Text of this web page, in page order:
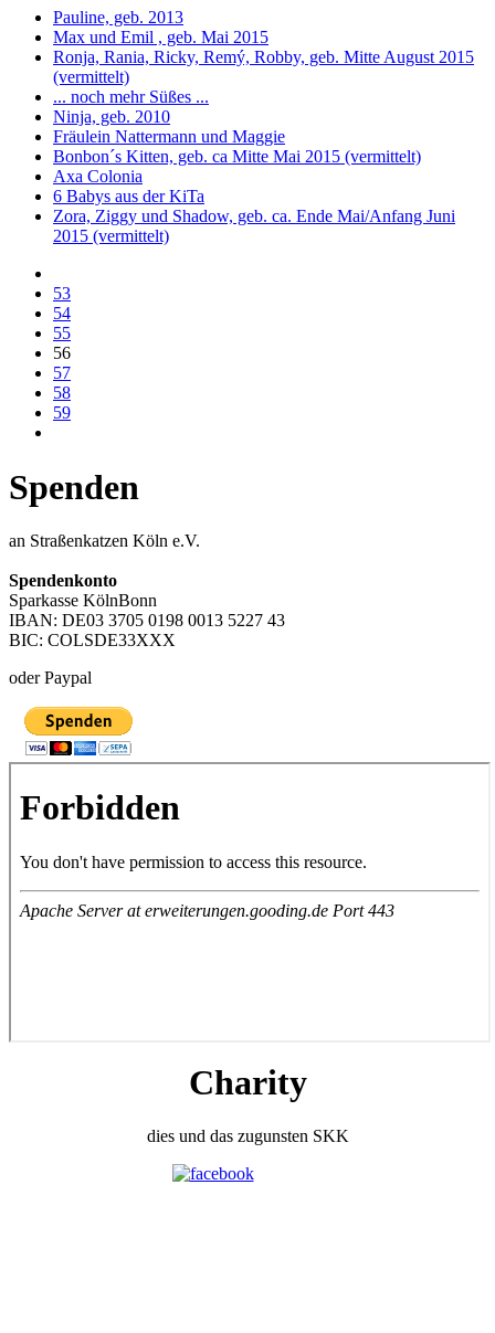
Pauline, geb. 2013
Max und Emil , geb. Mai 2015
Ronja, Rania, Ricky, Remý, Robby, geb. Mitte August 2015
(vermittelt)
... noch mehr Süßes ...
Ninja, geb. 2010
Fräulein Nattermann und Maggie
Bonbon´s Kitten, geb. ca Mitte Mai 2015 (vermittelt)
Axa Colonia
6 Babys aus der KiTa
Zora, Ziggy und Shadow, geb. ca. Ende Mai/Anfang Juni
2015 (vermittelt)
53
54
55
56
57
58
59
Spenden
an Straßenkatzen Köln e.V.
Spendenkonto
Sparkasse KölnBonn
IBAN: DE03 3705 0198 0013 5227 43
BIC: COLSDE33XXX
oder Paypal
Charity
dies und das zugunsten SKK